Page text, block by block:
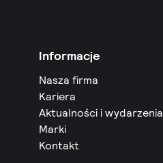
Informacje
Nasza firma
Kariera
Aktualności i wydarzenia
Marki
Kontakt